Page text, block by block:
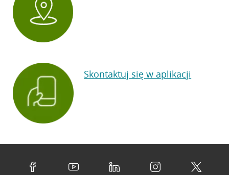
Skontaktuj się w aplikacji